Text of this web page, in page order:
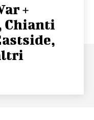
+
Chianti